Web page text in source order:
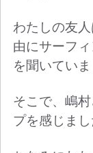
わたしの友
由にサーフ
を聞いていま
そこで、嶋
プを感じまし